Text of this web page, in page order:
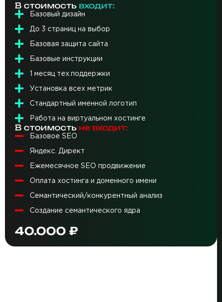
В стоимость входит:
Базовый дизайн
До 3 страниц на выбор
Базовая защита сайта
Базовые инструкции
1 месяц тех.поддержки
Установка всех метрик
Стандартный именной логотип
Работа на виртуальном хостинге
В стоимость не входит:
Базовое SEO
Яндекс. Директ
Ежемесячное SEO продвижение
Оплата хостинга и доменного имени
Семантический/конкурентный анализ
Создание семантического ядра
40.000 ₽